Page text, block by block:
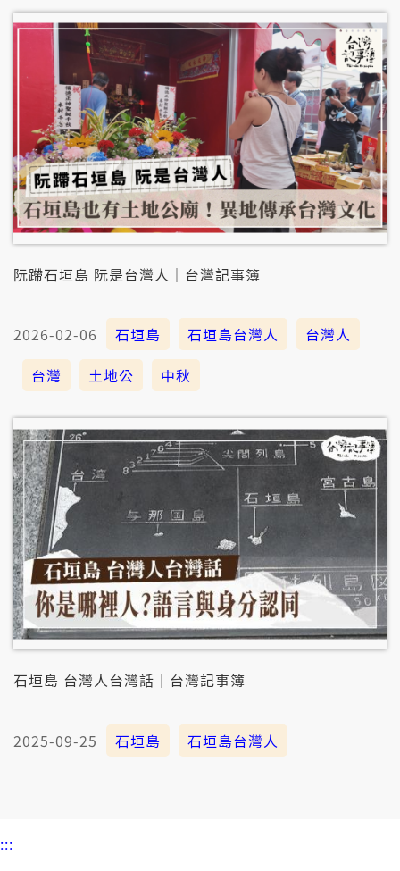
使用啥物款的語言，in的身分認同閣有啥物款的變化
咧？ 5/31禮拜暗時七點半，台灣記事簿先𤆬你做伙來去
石垣島，綴語言佮文化的跤步，熟似二粒島嶼之間的故
事。
阮蹛石垣島 阮是台灣人｜台灣記事簿
2026-02-06 石垣島 石垣島台灣人
台灣人
台灣
土地公 中秋
石垣島 台灣人台灣話｜台灣記事簿
2025-09-25 石垣島 石垣島台灣人
:::